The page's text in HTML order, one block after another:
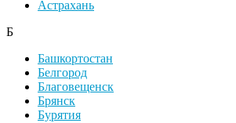
Астрахань
Б
Башкортостан
Белгород
Благовещенск
Брянск
Бурятия